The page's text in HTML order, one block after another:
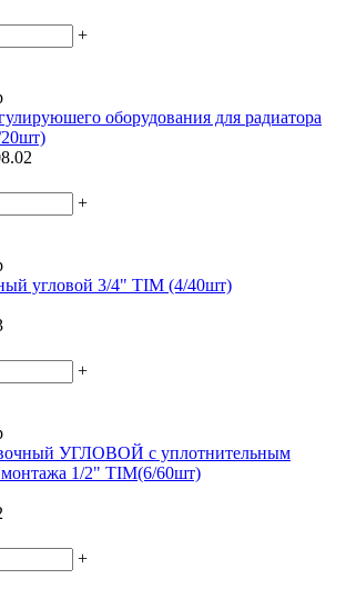
+
оборудования для радиатора
+
угловой 3/4" TIM (4/40шт)
+
УГЛОВОЙ с уплотнительным
монтажа 1/2" TIM(6/60шт)
+